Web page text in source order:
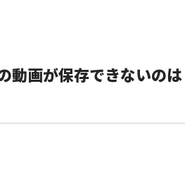
画が保存できないのは